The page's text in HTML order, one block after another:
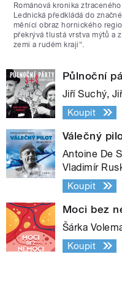
Románová kronika
Lednická předkládá do
měnící obraz hornického
překrývá tlustá vrstva mýtů a
zemi a rudém kraji“.
Půlnoční
Jiří Suchý,
Koupit
Válečný
Antoine De
Vladimír
Koupit
Moci bez
Šárka
Koupit